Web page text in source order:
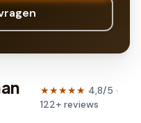
★★★★★ 4,8/5 ·
122+reviews